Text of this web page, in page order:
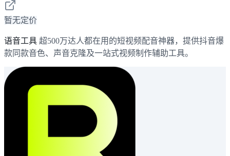
暂无定价
语音工具 超500万达人都在用的短视频配音神器，提供抖音爆
款同款音色、声音克隆及一站式视频制作辅助工具。